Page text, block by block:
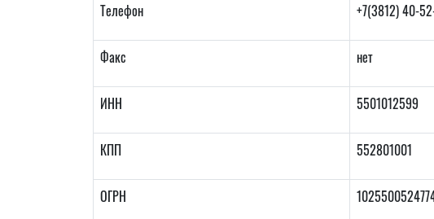
Телефон +7(3812) 40-
Факс нет
ИНН 5501012599
КПП 552801001
ОГРН